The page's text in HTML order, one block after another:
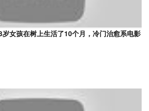
岁女孩在树上生活了10个月，冷门治愈系电影